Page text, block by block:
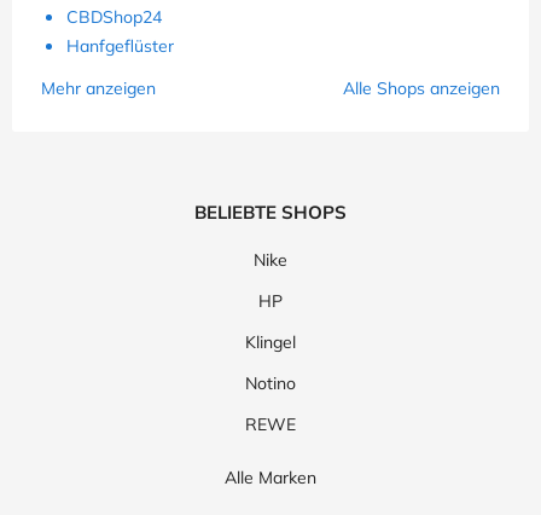
CBDShop24
Hanfgeflüster
Mehr anzeigen
Alle Shops anzeigen
BELIEBTE SHOPS
Nike
HP
Klingel
Notino
REWE
Alle Marken